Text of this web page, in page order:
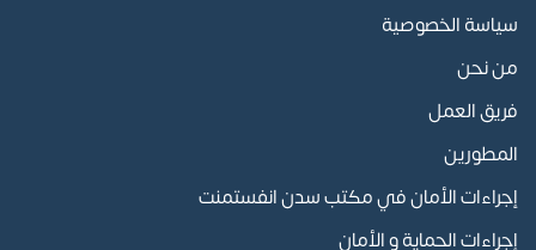
سياسة الخصوصية
من نحن
فريق العمل
المطورين
إجراءات الأمان في مكتب سدن انفستمنت
إجراءات الحماية و الأمان